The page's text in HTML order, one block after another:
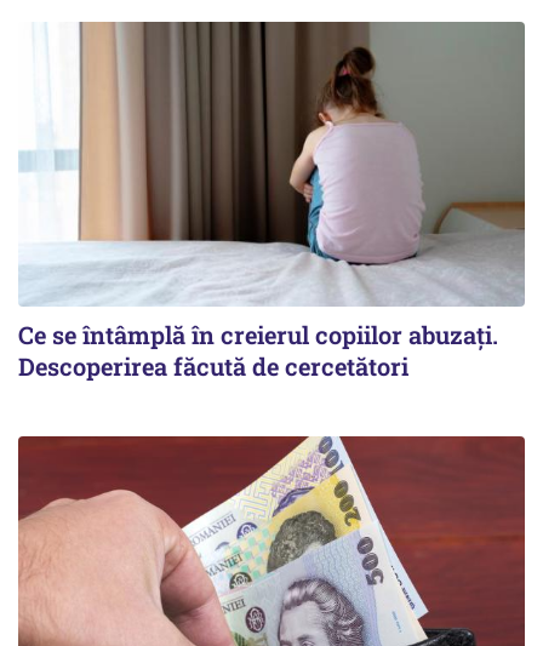
Ce se întâmplă în creierul copiilor abuzați.
Descoperirea făcută de cercetători